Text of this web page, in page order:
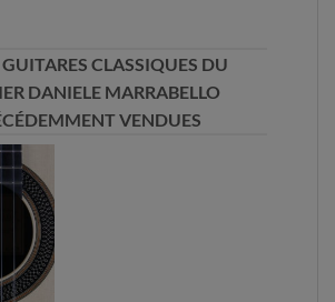
GUITARES CLASSIQUES DU
DANIELE MARRABELLO
VENDUES